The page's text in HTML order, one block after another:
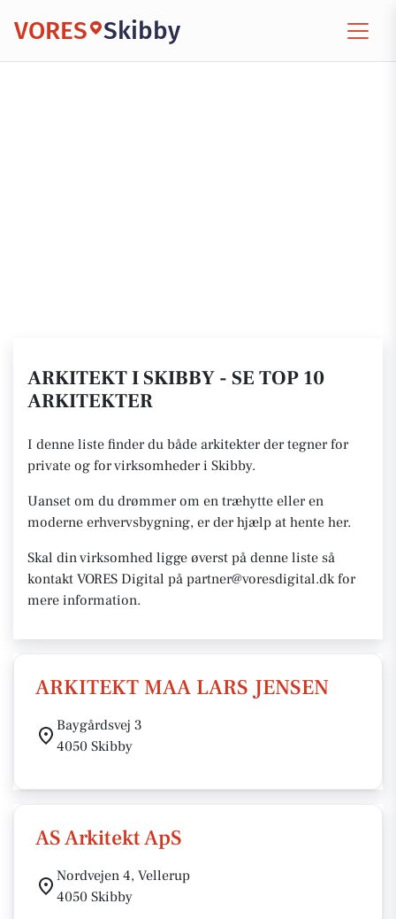
VORES Skibby
ARKITEKT I SKIBBY - SE TOP 10
ARKITEKTER
I denne liste finder du både arkitekter der tegner for
private og for virksomheder i Skibby.
Uanset om du drømmer om en træhytte eller en
moderne erhvervsbygning, er der hjælp at hente her.
Skal din virksomhed ligge øverst på denne liste så
kontakt VORES Digital på partner@voresdigital.dk for
mere information.
ARKITEKT MAA LARS JENSEN
Baygårdsvej 3
4050 Skibby
AS Arkitekt ApS
Nordvejen 4, Vellerup
4050 Skibby